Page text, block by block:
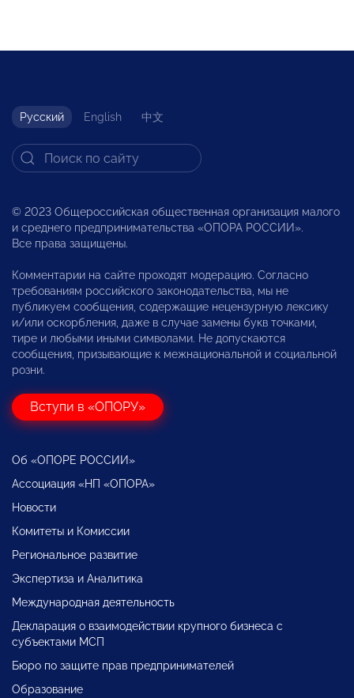
Русский English 中文
© 2023 Общероссийская общественная организация малого
и среднего предпринимательства «ОПОРА РОССИИ».
Все права защищены.
Комментарии на сайте проходят модерацию. Согласно
требованиям российского законодательства, мы не
публикуем сообщения, содержащие нецензурную лексику
и/или оскорбления, даже в случае замены букв точками,
тире и любыми иными символами. Не допускаются
сообщения, призывающие к межнациональной и социальной
розни.
Вступи в «ОПОРУ»
Об «ОПОРЕ РОССИИ»
Ассоциация «НП «ОПОРА»
Новости
Комитеты и Комиссии
Региональное развитие
Экспертиза и Аналитика
Международная деятельность
Декларация о взаимодействии крупного бизнеса с
субъектами МСП
Бюро по защите прав предпринимателей
Образование